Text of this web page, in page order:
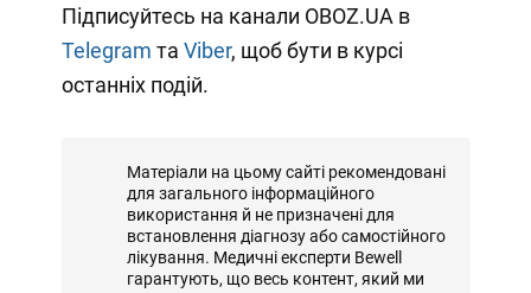
Підписуйтесь на канали OBOZ.UA в
Telegram та Viber, щоб бути в курсі
останніх подій.
Матеріали на цьому сайті рекомендовані
для загального інформаційного
використання й не призначені для
встановлення діагнозу або самостійного
лікування. Медичні експерти Bewell
гарантують, що весь контент, який ми